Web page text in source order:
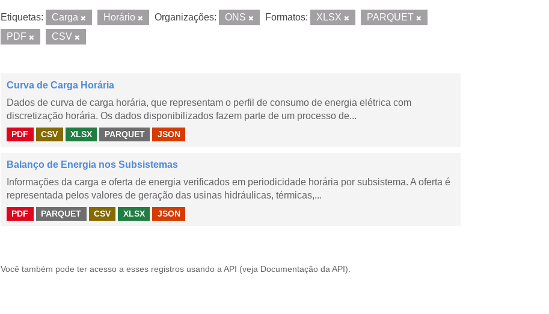
Etiquetas: Carga Horário Organizações: ONS Formatos: XLSX
PARQUET
PDF
CSV
Curva de Carga Horária
Dados de curva de carga horária, que representam o perfil de consumo de energia elétrica com
discretização horária. Os dados disponibilizados fazem parte de um processo de...
PDF CSV XLSX PARQUET JSON
Balanço de Energia nos Subsistemas
Informações da carga e oferta de energia verificados em periodicidade horária por subsistema. A oferta é
representada pelos valores de geração das usinas hidráulicas, térmicas,...
PDF PARQUET CSV XLSX JSON
Você também pode ter acesso a esses registros usando a API (veja Documentação da API ).